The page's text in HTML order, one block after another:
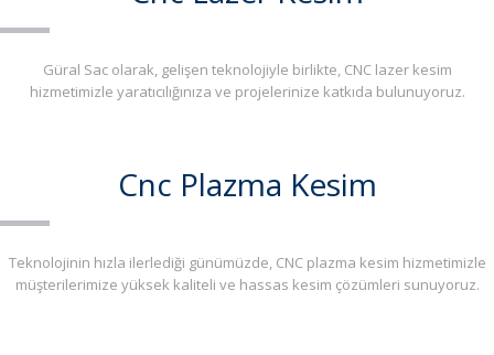
Güral Sac olarak, gelişen teknolojiyle birlikte, CNC lazer kesim
hizmetimizle yaratıcılığınıza ve projelerinize katkıda bulunuyoruz.
Cnc Plazma Kesim
Teknolojinin hızla ilerlediği günümüzde, CNC plazma kesim hizmetimizle
müşterilerimize yüksek kaliteli ve hassas kesim çözümleri sunuyoruz.